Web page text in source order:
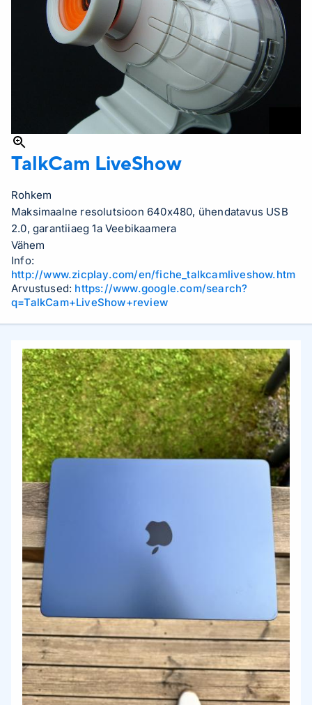
TalkCam LiveShow
Rohkem
Maksimaalne resolutsioon 640x480, ühendatavus USB
2.0, garantiiaeg 1a Veebikaamera
Vähem
Info:
http://www.zicplay.com/en/fiche_talkcamliveshow.htm
Arvustused: https://www.google.com/search?
q=TalkCam+LiveShow+review